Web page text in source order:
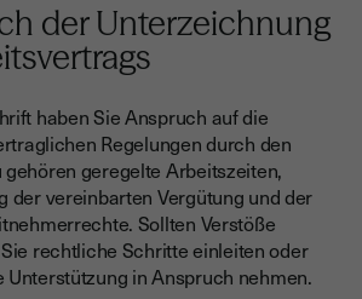
der Unterzeichnung
haben Sie Anspruch auf die
Regelungen durch den
geregelte Arbeitszeiten,
der vereinbarten Vergütung und der
Sollten Verstöße
rechtliche Schritte einleiten oder
in Anspruch nehmen.